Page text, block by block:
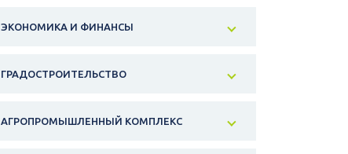
ЭКОНОМИКА И ФИНАНСЫ
ГРАДОСТРОИТЕЛЬСТВО
АГРОПРОМЫШЛЕННЫЙ КОМПЛЕКС